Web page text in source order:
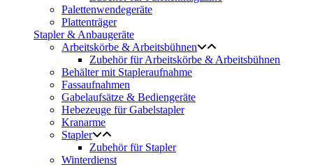
Palettenwendegeräte
Plattenträger
Stapler & Anbaugeräte
Arbeitskörbe & Arbeitsbühnen
Zubehör für Arbeitskörbe & Arbeitsbühnen
Behälter mit Stapleraufnahme
Fassaufnahmen
Gabelaufsätze & Bediengeräte
Hebezeuge für Gabelstapler
Kranarme
Stapler
Zubehör für Stapler
Winterdienst